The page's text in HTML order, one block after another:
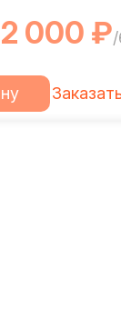
000 ₽